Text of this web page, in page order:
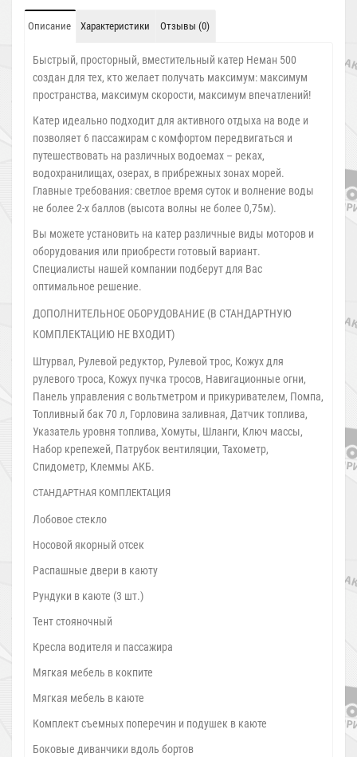
Описание Характеристики Отзывы (0)
Быстрый, просторный, вместительный катер Неман 500
создан для тех, кто желает получать максимум: максимум
пространства, максимум скорости, максимум впечатлений!
Катер идеально подходит для активного отдыха на воде и
позволяет 6 пассажирам с комфортом передвигаться и
путешествовать на различных водоемах – реках,
водохранилищах, озерах, в прибрежных зонах морей.
Главные требования: светлое время суток и волнение воды
не более 2-х баллов (высота волны не более 0,75м).
Вы можете установить на катер различные виды моторов и
оборудования или приобрести готовый вариант.
Специалисты нашей компании подберут для Вас
оптимальное решение.
ДОПОЛНИТЕЛЬНОЕ ОБОРУДОВАНИЕ (В СТАНДАРТНУЮ
КОМПЛЕКТАЦИЮ НЕ ВХОДИТ)
Штурвал, Рулевой редуктор, Рулевой трос, Кожух для
рулевого троса, Кожух пучка тросов, Навигационные огни,
Панель управления с вольтметром и прикуривателем, Помпа,
Топливный бак 70 л, Горловина заливная, Датчик топлива,
Указатель уровня топлива, Хомуты, Шланги, Ключ массы,
Набор крепежей, Патрубок вентиляции, Тахометр,
Спидометр, Клеммы АКБ.
СТАНДАРТНАЯ КОМПЛЕКТАЦИЯ
Лобовое стекло
Носовой якорный отсек
Распашные двери в каюту
Рундуки в каюте (3 шт.)
Тент стояночный
Кресла водителя и пассажира
Мягкая мебель в кокпите
Мягкая мебель в каюте
Комплект съемных поперечин и подушек в каюте
Боковые диванчики вдоль бортов